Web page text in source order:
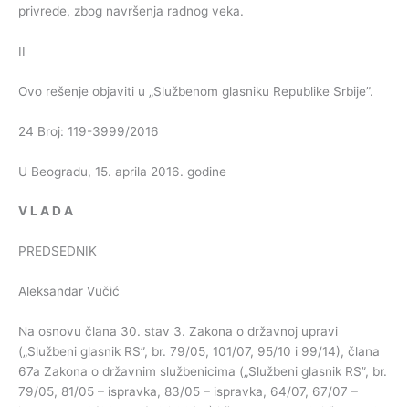
privrede, zbog navršenja radnog veka.
II
Ovo rešenje objaviti u „Službenom glasniku Republike Srbije”.
24 Broj: 119-3999/2016
U Beogradu, 15. aprila 2016. godine
V LA D A
PREDSEDNIK
Aleksandar Vučić
Na osnovu člana 30. stav 3. Zakona o državnoj upravi
(„Službeni glasnik RS”, br. 79/05, 101/07, 95/10 i 99/14), člana
67a Zakona o državnim službenicima („Službeni glasnik RS”, br.
79/05, 81/05 – ispravka, 83/05 – ispravka, 64/07, 67/07 –